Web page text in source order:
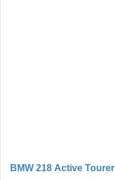
BMW 218 Active Tourer